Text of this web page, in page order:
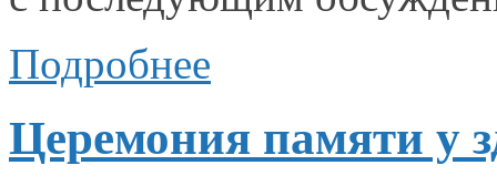
Подробнее
Церемония памяти у